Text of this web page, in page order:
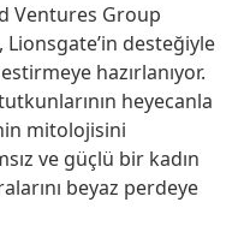
Ventures Group
desteğiyle
hazırlanıyor.
heyecanla
mitolojisini
ve güçlü bir kadın
beyaz perdeye